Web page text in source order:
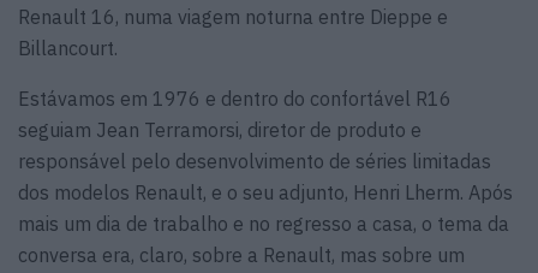
Renault 16, numa viagem noturna entre Dieppe e
Billancourt.
Estávamos em 1976 e dentro do confortável R16
seguiam Jean Terramorsi, diretor de produto e
responsável pelo desenvolvimento de séries limitadas
dos modelos Renault, e o seu adjunto, Henri Lherm. Após
mais um dia de trabalho e no regresso a casa, o tema da
conversa era, claro, sobre a Renault, mas sobre um